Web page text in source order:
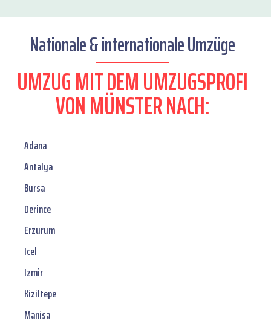
Nationale & internationale Umzüge
UMZUG MIT DEM UMZUGSPROFI
VON MÜNSTER NACH:
Adana
Antalya
Bursa
Derince
Erzurum
Icel
Izmir
Kiziltepe
Manisa